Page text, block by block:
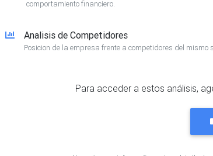
comportamiento financiero.
Analisis de Competidores
Posicion de la empresa frente a competidores del mismo
Para acceder a estos análisis,